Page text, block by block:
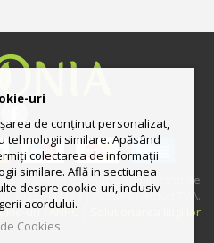
online deţinut şi administrat de
RO33444158 | Preturile includ TVA.
uri| ANPC Solutionarea litigiilor
uri
de conținut personalizat,
tehnologii similare. Apăsând
colectarea de informații
similare. Află in sectiunea
despre cookie-uri, inclusiv
acordului.
Cookies